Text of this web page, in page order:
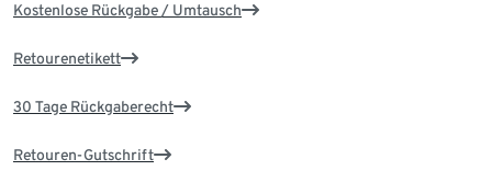
Kostenlose Rückgabe / Umtausch
Retourenetikett
30 Tage Rückgaberecht
Retouren-Gutschrift